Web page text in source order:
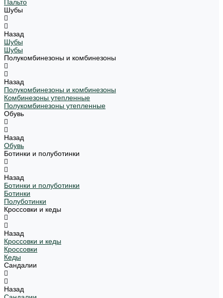
Пальто
Шубы
Назад
Шубы
Шубы
Полукомбинезоны и комбинезоны
Назад
Полукомбинезоны и комбинезоны
Комбинезоны утепленные
Полукомбинезоны утепленные
Обувь
Назад
Обувь
Ботинки и полуботинки
Назад
Ботинки и полуботинки
Ботинки
Полуботинки
Кроссовки и кеды
Назад
Кроссовки и кеды
Кроссовки
Кеды
Сандалии
Назад